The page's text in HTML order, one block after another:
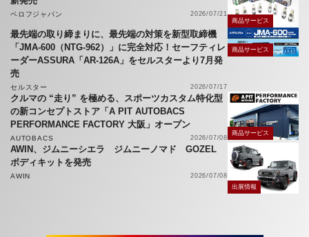
ベロフジャパン
2026/07/21
商品サービス
最先端の取り締まりに、最先端の対策を新型取締機
「JMA-600（NTG-962）」に完全対応！セーフティレ
ーダーASSURA「AR-126A」をセルスターより7月発
売
セルスター 2026/07/17
商品サービス
クルマの “走り” を極める、スポーツカスタム特化型
の新コンセプトストア「A PIT AUTOBACS
PERFORMANCE FACTORY 大阪」オープン
AUTOBACS 2026/07/08
商品サービス
AWIN、ジムニーシエラ ジムニーノマド GOZEL
ボディキットを発売
AWIN
2026/07/08
出展情報